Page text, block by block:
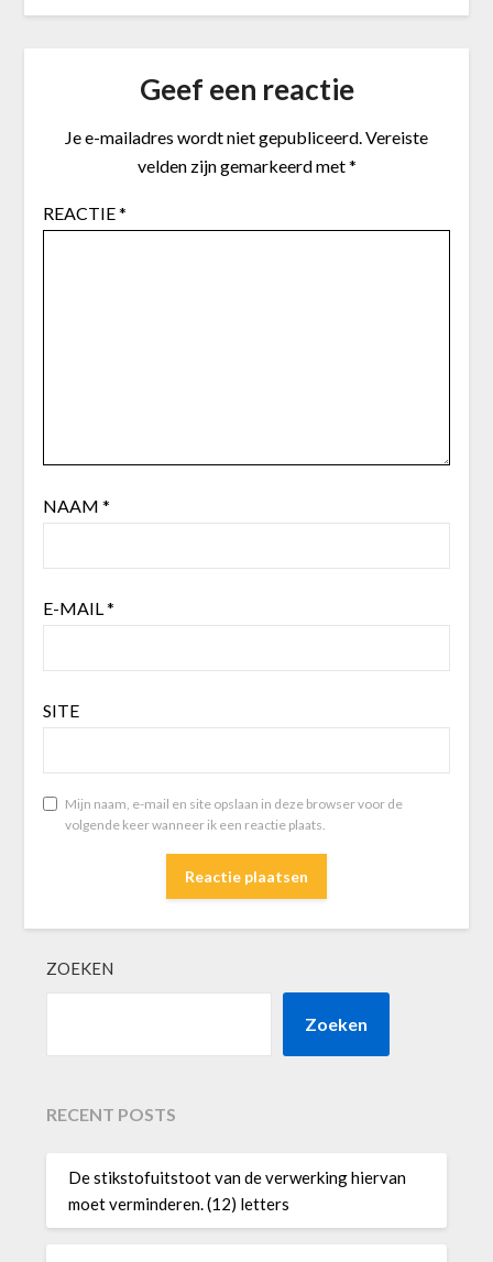
Geef een reactie
Je e-mailadres wordt niet gepubliceerd.Vereiste
velden zijn gemarkeerd met*
REACTIE*
NAAM *
E-MAIL*
SITE
Mijn naam, e-mail en site opslaan in deze browser voor de
volgende keer wanneer ik een reactie plaats.
ZOEKEN
Zoeken
RECENT POSTS
De stikstofuitstoot van de verwerking hiervan
moet verminderen. (12) letters